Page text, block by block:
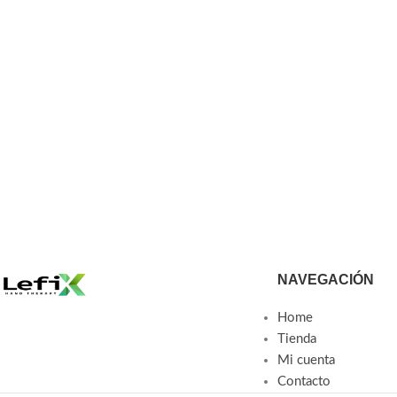
NAVEGACIÓN
Home
Tienda
Mi cuenta
Contacto